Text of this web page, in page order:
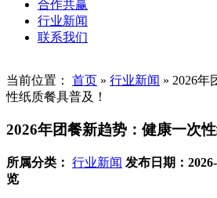
合作共赢
行业新闻
联系我们
当前位置： 首页 » 行业新闻 » 2026年
性纸质餐具普及！
2026年团餐新趋势：健康一次
所属分类： 行业新闻 发布日期：
览